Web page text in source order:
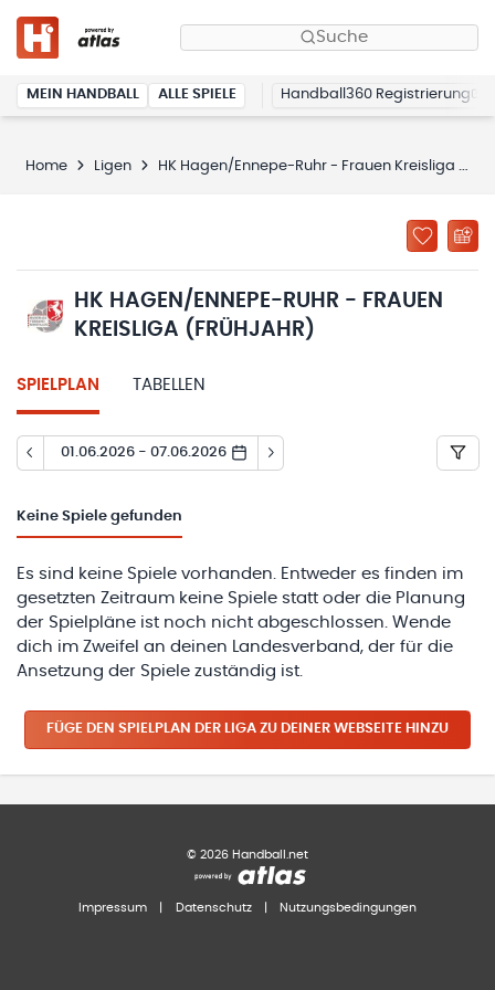
Suche
MEIN HANDBALL ALLE SPIELE Handball360 Registrierung
Home Ligen HK Hagen/Ennepe-Ruhr - Frauen Kreisliga (Frühjahr)
HK HAGEN/ENNEPE-RUHR - FRAUEN
KREISLIGA (FRÜHJAHR)
SPIELPLAN TABELLEN
01.06.2026 - 07.06.2026
Keine Spiele gefunden
Es sind keine Spiele vorhanden. Entweder es finden im
gesetzten Zeitraum keine Spiele statt oder die Planung
der Spielpläne ist noch nicht abgeschlossen. Wende
dich im Zweifel an deinen Landesverband, der für die
Ansetzung der Spiele zuständig ist.
FÜGE DEN SPIELPLAN DER LIGA ZU DEINER WEBSEITE HINZU
© 2026 Handball.net
Impressum Datenschutz Nutzungsbedingungen